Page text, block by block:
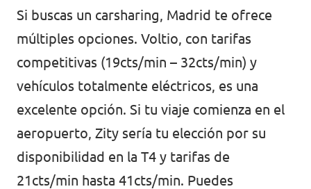
Si buscas un carsharing, Madrid te ofrece
múltiples opciones. Voltio, con tarifas
competitivas (19cts/min – 32cts/min) y
vehículos totalmente eléctricos, es una
excelente opción. Si tu viaje comienza en el
aeropuerto, Zity sería tu elección por su
disponibilidad en la T4 y tarifas de
21cts/min hasta 41cts/min. Puedes